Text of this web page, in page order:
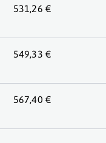
531,26 €
549,33 €
567,40 €